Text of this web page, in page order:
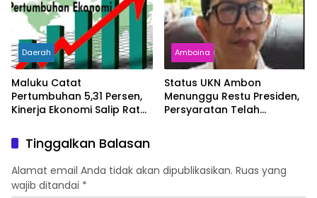
Daerah
Maluku Catat
Pertumbuhan 5,31 Persen,
Kinerja Ekonomi Salip Rata-
Amboina
Status UKN Ambon
Menunggu Restu Presiden,
Persyaratan Telah
Tinggalkan Balasan
Alamat email Anda tidak akan dipublikasikan. Ruas yang
wajib ditandai *